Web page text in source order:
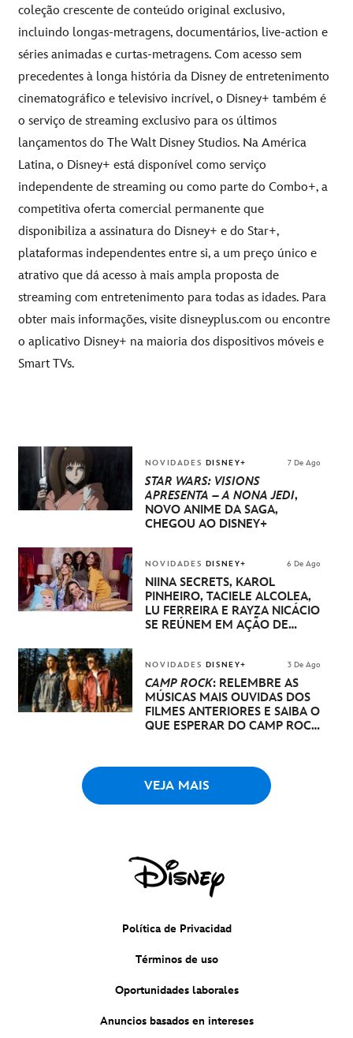
coleção crescente de conteúdo original exclusivo,
incluindo longas-metragens, documentários, live-action e
séries animadas e curtas-metragens. Com acesso sem
precedentes à longa história da Disney de entretenimento
cinematográfico e televisivo incrível, o Disney+ também é
o serviço de streaming exclusivo para os últimos
lançamentos do The Walt Disney Studios. Na América
Latina, o Disney+ está disponível como serviço
independente de streaming ou como parte do Combo+, a
competitiva oferta comercial permanente que
disponibiliza a assinatura do Disney+ e do Star+,
plataformas independentes entre si, a um preço único e
atrativo que dá acesso à mais ampla proposta de
streaming com entretenimento para todas as idades. Para
obter mais informações, visite disneyplus.com ou encontre
o aplicativo Disney+ na maioria dos dispositivos móveis e
Smart TVs.
NOVIDADES DISNEY+ 7 De Ago
STAR WARS: VISIONS
APRESENTA – A NONA JEDI,
NOVO ANIME DA SAGA,
CHEGOU AO DISNEY+
NOVIDADES DISNEY+ 6 De Ago
NIINA SECRETS, KAROL
PINHEIRO, TACIELE ALCOLEA,
LU FERREIRA E RAYZA NICÁCIO
SE REÚNEM EM AÇÃO DE
NOVIDADES DISNEY+ 3 De Ago
CAMP ROCK: RELEMBRE AS
MÚSICAS MAIS OUVIDAS DOS
FILMES ANTERIORES E SAIBA O
QUE ESPERAR DO CAMP ROCK
VEJA MAIS
Política de Privacidad
Términos de uso
Oportunidades laborales
Anuncios basados en intereses